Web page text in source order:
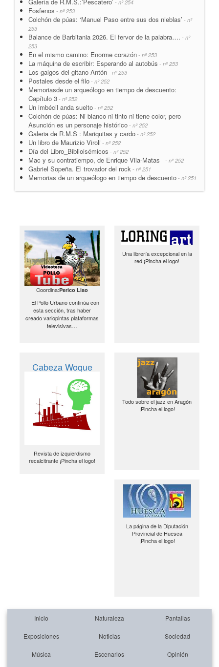
- nº 254
Fosfenos - nº 253
Colchón de púas: ‘Manuel Paso entre sus dos nieblas’ - nº
253
Balance de Barbitania 2026. El fervor de la palabra…. - nº
253
En el mismo camino: Enorme corazón - nº 253
La máquina de escribir: Esperando al autobús - nº 253
Los galgos del gitano Antón - nº 253
Postales desde el filo - nº 252
Memoriasde un arqueólogo en tiempo de descuento:
Capítulo 3 - nº 252
Un imbécil anda suelto - nº 252
Colchón de púas: Ni blanco ni tinto ni tiene color, pero
Asunción es un personaje histórico - nº 252
Galeria de R.M.S : Mariquitas y cardo - nº 252
Un libro de Maurizio Viroli - nº 252
Día del Libro_Biblioisémicos - nº 252
Mac y su contratiempo, de Enrique Vila-Matas - nº 252
Gabriel Sopeña. El trovador del rock - nº 251
Memorias de un arqueólogo en tiempo de descuento - nº 251
Coordina:Perico Liso
El Pollo Urbano continúa con
esta sección, tras haber
creado variopintas plataformas
televisivas…
Una librería excepcional en la
red ¡Pincha el logo!
Cabeza Woque
Revista de izquierdismo
recalcitrante ¡Pincha el logo!
Todo sobre el jazz en Aragón
¡Pincha el logo!
La página de la Diputación
Provincial de Huesca
¡Pincha el logo!
Inicio Naturaleza Pantallas
Exposiciones Noticias Sociedad
Música Escenarios Opinión